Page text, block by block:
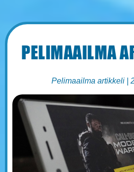
PELIMAAILMA
Pelimaailma artikkeli |